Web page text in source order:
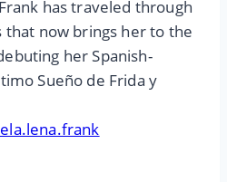
has traveled through
now brings her to the
her Spanish-
Sueño de Frida y